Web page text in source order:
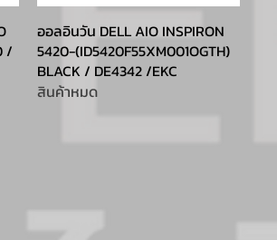
/
ออลอินวัน DELL AIO INSPIRON
5420-(ID5420F55XM001OGTH)
BLACK / DE4342 /EKC
สินค้าหมด